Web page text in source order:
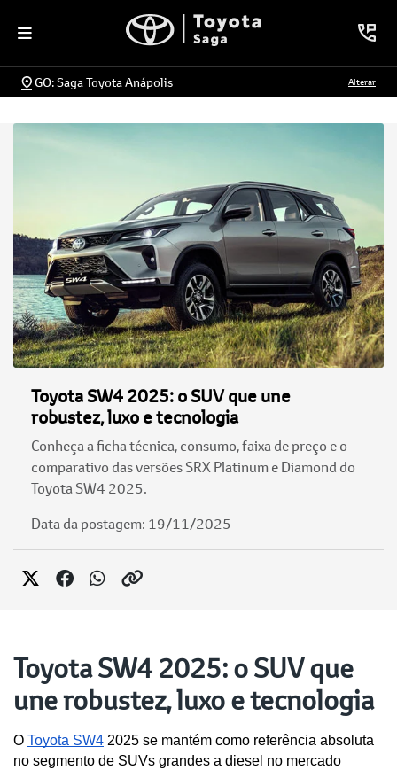
GO: Saga Toyota Anápolis Alterar
Toyota SW4 2025: o SUV que une
robustez, luxo e tecnologia
Conheça a ficha técnica, consumo, faixa de preço e o
comparativo das versões SRX Platinum e Diamond do
Toyota SW4 2025.
Data da postagem: 19/11/2025
Toyota SW4 2025: o SUV que
une robustez, luxo e tecnologia
O Toyota SW4 2025 se mantém como referência absoluta
no segmento de SUVs grandes a diesel no mercado